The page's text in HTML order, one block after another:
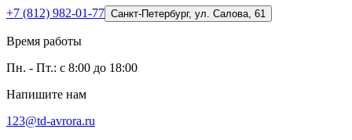
+7 (812) 982-01-77 Санкт-Петербург, ул. Салова, 61
Время работы
Пн. - Пт.: с 8:00 до 18:00
Напишите нам
123@td-avrora.ru